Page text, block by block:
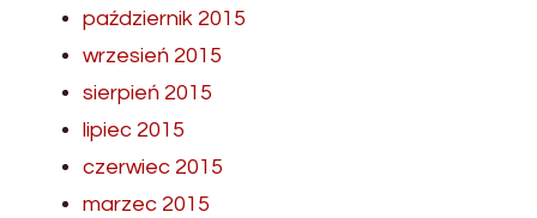
październik 2015
wrzesień 2015
sierpień 2015
lipiec 2015
czerwiec 2015
marzec 2015